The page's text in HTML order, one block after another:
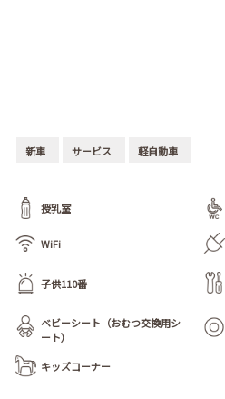
新車 サービス 軽自動車
授乳室
WiFi
子供110番
ベビーシート（おむつ交換用シ
ート）
キッズコーナー